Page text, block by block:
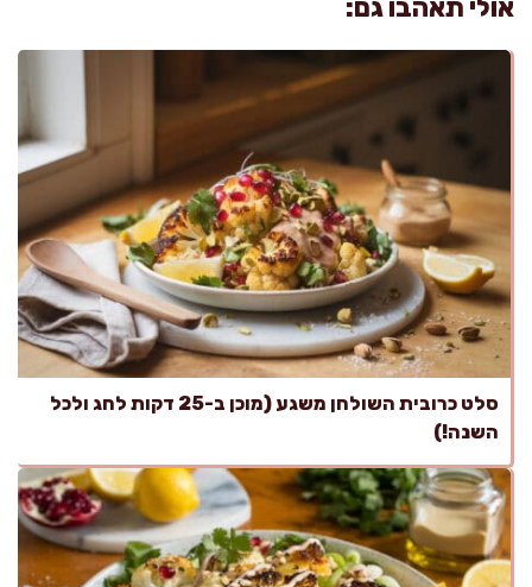
אולי תאהבו גם:
סלט כרובית השולחן משגע (מוכן ב-25 דקות לחג ולכל
השנה!)